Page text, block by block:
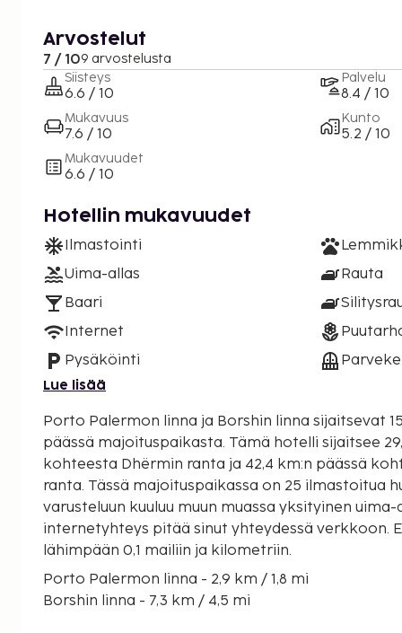
Arvostelut
7 / 109 arvostelusta
Siisteys
6.6 / 10
Mukavuus
7.6 / 10
Mukavuudet
6.6 / 10
Palvelu
8.4 / 10
Kunto
5.2 / 10
Hotellin mukavuudet
Ilmastointi
Uima-allas
Baari
Internet
Pysäköinti
Rauta
Parveke
Lue lisää
Porto Palermon linna ja Borshin linna sijaitsevat
päässä majoituspaikasta. Tämä hotelli sijaitsee 29,7 km:n päässä
kohteesta Dhërmin ranta ja 42,4 km:n päässä
ranta. Tässä majoituspaikassa on 25 ilmastoitua
varusteluun kuuluu muun muassa yksityinen
internetyhteys pitää sinut yhteydessä verkkoon.
lähimpään 0,1 mailiin ja kilometriin.
Porto Palermon linna - 2,9 km / 1,8 mi
Borshin linna - 7,3 km / 4,5 mi